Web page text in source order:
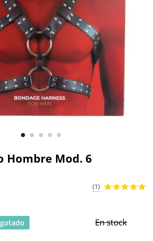
Hombre Mod. 6
(1)
En stock